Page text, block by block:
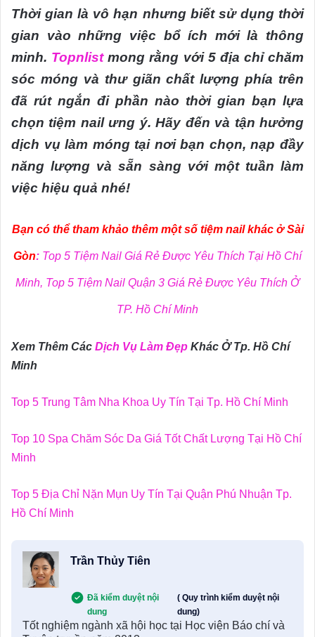
Thời gian là vô hạn nhưng biết sử dụng thời
gian vào những việc bổ ích mới là thông
minh. Topnlistmong rằng với 5 địa chỉ chăm
sóc móng và thư giãn chất lượng phía trên
đã rút ngắn đi phần nào thời gian bạn lựa
chọn tiệm nail ưng ý. Hãy đến và tận hưởng
dịch vụ làm móng tại nơi bạn chọn, nạp đầy
năng lượng và sẵn sàng với một tuần làm
việc hiệu quả nhé!
Bạn có thể tham khảo thêm một số tiệm nail khác ở Sài
Gòn: Top 5 Tiệm Nail Giá Rẻ Được Yêu Thích Tại Hồ Chí
Minh, Top 5 Tiệm Nail Quận 3 Giá Rẻ Được Yêu Thích Ở
TP. Hồ Chí Minh
Xem Thêm Các Dịch Vụ Làm Đẹp Khác Ở Tp. Hồ Chí
Minh
Top 5 Trung Tâm Nha Khoa Uy Tín Tại Tp. Hồ Chí Minh
Top 10 Spa Chăm Sóc Da Giá Tốt Chất Lượng Tại Hồ Chí
Minh
Top 5 Địa Chỉ Nặn Mụn Uy Tín Tại Quận Phú Nhuận Tp.
Hồ Chí Minh
Trần Thủy Tiên
Đã kiểm duyệt nội
dung
( Quy trình kiểm duyệt nội
dung)
Tốt nghiệm ngành xã hội học tại Học viện Báo chí và